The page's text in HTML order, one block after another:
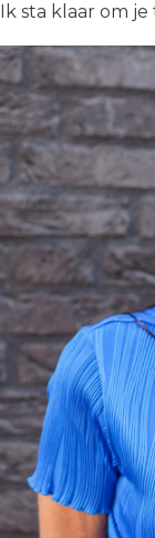
Ik sta klaar om